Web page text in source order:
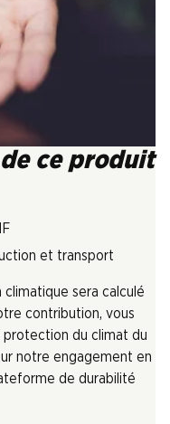
ce produit
et transport
sera calculé
contribution, vous
du climat du
notre engagement en
de durabilité